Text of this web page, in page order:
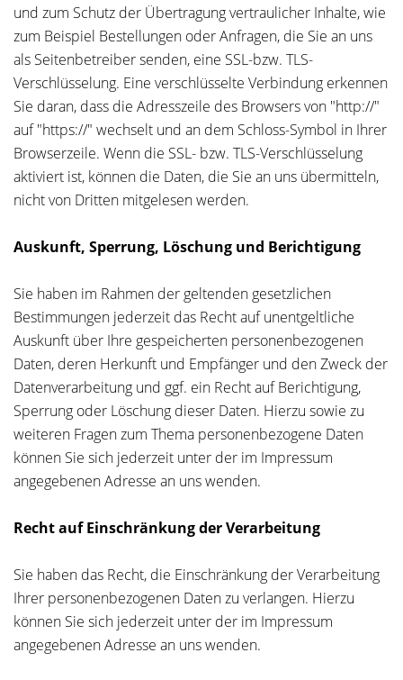
und zum Schutz der Übertragung vertraulicher Inhalte, wie
zum Beispiel Bestellungen oder Anfragen, die Sie an uns
als Seitenbetreiber senden, eine SSL-bzw. TLS-
Verschlüsselung. Eine verschlüsselte Verbindung erkennen
Sie daran, dass die Adresszeile des Browsers von "http://"
auf "https://" wechselt und an dem Schloss-Symbol in Ihrer
Browserzeile. Wenn die SSL- bzw. TLS-Verschlüsselung
aktiviert ist, können die Daten, die Sie an uns übermitteln,
nicht von Dritten mitgelesen werden.
Auskunft, Sperrung, Löschung und Berichtigung
Sie haben im Rahmen der geltenden gesetzlichen
Bestimmungen jederzeit das Recht auf unentgeltliche
Auskunft über Ihre gespeicherten personenbezogenen
Daten, deren Herkunft und Empfänger und den Zweck der
Datenverarbeitung und ggf. ein Recht auf Berichtigung,
Sperrung oder Löschung dieser Daten. Hierzu sowie zu
weiteren Fragen zum Thema personenbezogene Daten
können Sie sich jederzeit unter der im Impressum
angegebenen Adresse an uns wenden.
Recht auf Einschränkung der Verarbeitung
Sie haben das Recht, die Einschränkung der Verarbeitung
Ihrer personenbezogenen Daten zu verlangen. Hierzu
können Sie sich jederzeit unter der im Impressum
angegebenen Adresse an uns wenden.